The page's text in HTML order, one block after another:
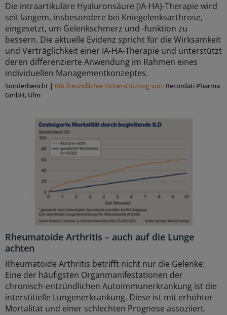
Die intraartikuläre Hyaluronsäure (IA-HA)-Therapie wird
seit langem, insbesondere bei Kniegelenksarthrose,
eingesetzt, um Gelenkschmerz und -funktion zu
bessern. Die aktuelle Evidenz spricht für die Wirksamkeit
und Verträglichkeit einer IA-HA-Therapie und unterstützt
deren differenzierte Anwendung im Rahmen eines
individuellen Managementkonzeptes.
Sonderbericht | Mit freundlicher Unterstützung von: Recordati Pharma
GmbH, Ulm
Rheumatoide Arthritis – auch auf die Lunge
achten
Rheumatoide Arthritis betrifft nicht nur die Gelenke:
Eine der häufigsten Organmanifestationen der
chronisch-entzündlichen Autoimmunerkrankung ist die
interstitielle Lungenerkrankung. Diese ist mit erhöhter
Mortalität und einer schlechten Prognose assoziiert.